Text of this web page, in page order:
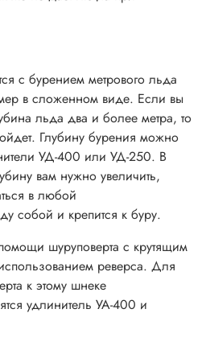
мм.
1530 мм.
830 мм.
0.2).
с бурением метрового льда
в сложенном виде. Если вы
льда два и более метра, то
Глубину бурения можно
УД-400 или УД-250. В
вам нужно увеличить,
в любой
собой и крепится к буру.
шуруповерта с крутящим
реверса. Для
к этому шнеке
удлинитель УА-400 и